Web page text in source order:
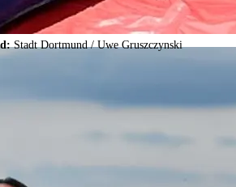
Stadt Dortmund /Uwe Gruszczynski